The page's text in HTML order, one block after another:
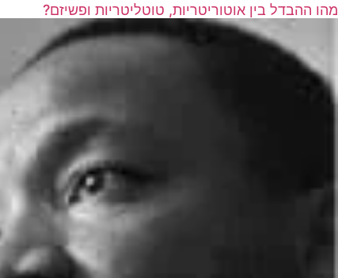
מהו ההבדל בין אוטוריטריות, טוטליטריות ופשיזם?